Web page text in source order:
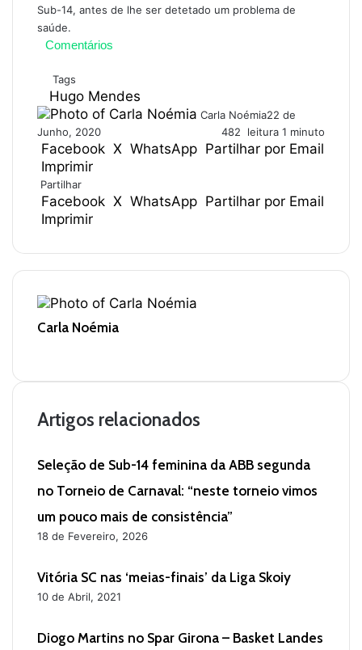
Sub-14, antes de lhe ser detetado um problema de
saúde.
Comentários
Tags
Hugo Mendes
Carla Noémia22 de
Junho, 2020
482 leitura 1 minuto
Facebook X WhatsApp Partilhar por Email
Imprimir
Partilhar
Facebook X WhatsApp Partilhar por Email
Imprimir
Carla Noémia
b
i
Artigos relacionados
Seleção de Sub-14 feminina da ABB segunda
no Torneio de Carnaval: “neste torneio vimos
um pouco mais de consistência”
18 de Fevereiro, 2026
Vitória SC nas ‘meias-finais’ da Liga Skoiy
10 de Abril, 2021
Diogo Martins no Spar Girona – Basket Landes